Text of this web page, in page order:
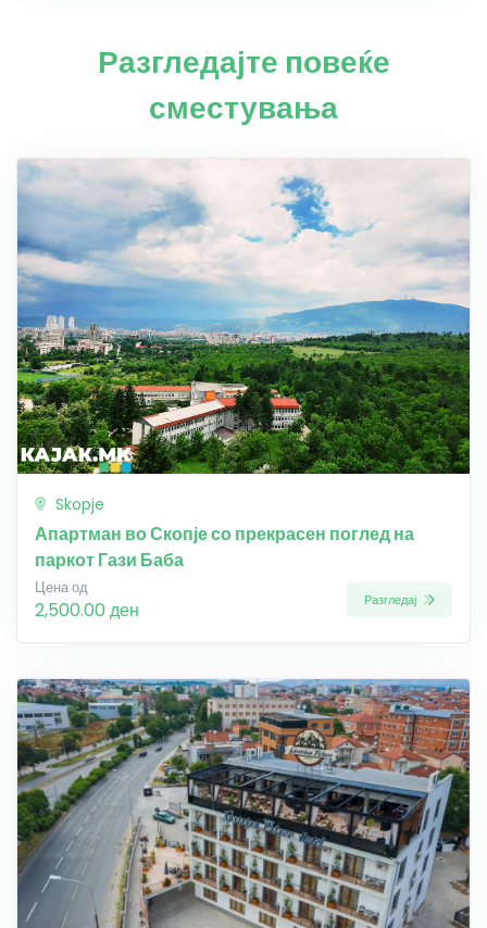
Разгледајте повеќе
сместувања
Skopje
Апартман во Скопје со прекрасен поглед на
паркот Гази Баба
Цена од
2,500.00 ден Разгледај